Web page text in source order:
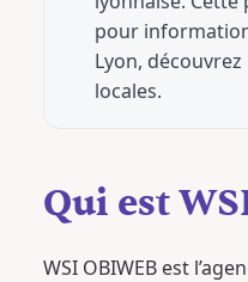
pour
Lyon,
locales.
Qui est
WSI OBIWEB est